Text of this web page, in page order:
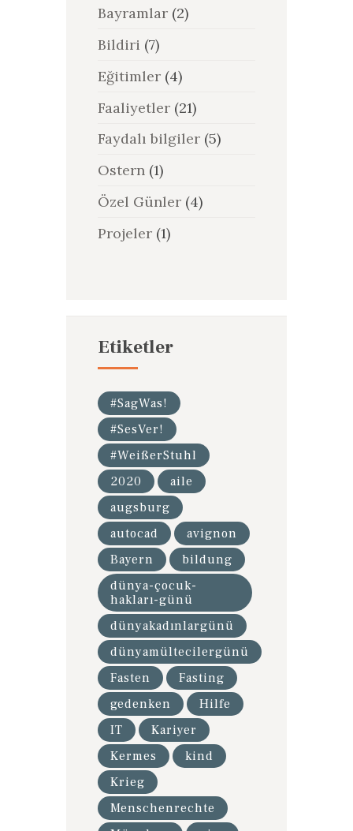
Bayramlar(2)
Bildiri (7)
Eğitimler(4)
Faaliyetler(21)
Faydalı bilgiler(5)
Ostern(1)
Özel Günler(4)
Projeler(1)
Etiketler
#SagWas!
#SesVer!
#WeißerStuhl
2020
aile
augsburg
autocad
avignon
Bayern
bildung
dünya-çocuk-
hakları-günü
dünyakadınlargünü
dünyamültecilergünü
Fasten
Fasting
gedenken
Hilfe
IT
Kariyer
Kermes
kind
Krieg
Menschenrechte